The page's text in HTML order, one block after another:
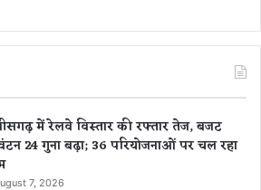
में रेलवे विस्तार की रफ्तार तेज, बजट
24 गुना बढ़ा; 36 परियोजनाओं पर चल रहा
7, 2026